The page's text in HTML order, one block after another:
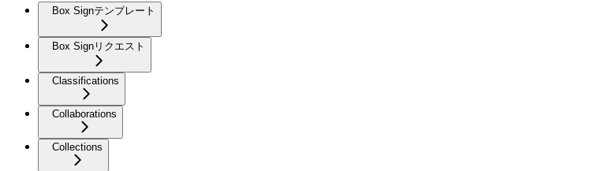
Box Signテンプレート
Box Signリクエスト
Classifications
Collaborations
Collections